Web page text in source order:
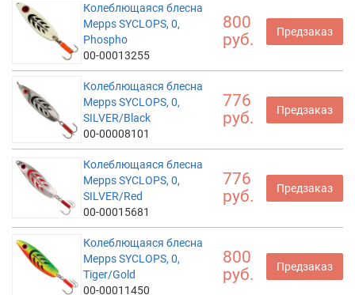
Колеблющаяся блесна
Mepps SYCLOPS, 0,
Phospho
00-00013255
800
руб.
Предзаказ
Колеблющаяся блесна
Mepps SYCLOPS, 0,
SILVER/Black
00-00008101
776
руб.
Предзаказ
Колеблющаяся блесна
Mepps SYCLOPS, 0,
SILVER/Red
00-00015681
776
руб.
Предзаказ
Колеблющаяся блесна
Mepps SYCLOPS, 0,
Tiger/Gold
00-00011450
800
руб.
Предзаказ